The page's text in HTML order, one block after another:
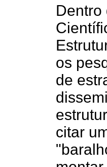
Dentro
os
de
citar